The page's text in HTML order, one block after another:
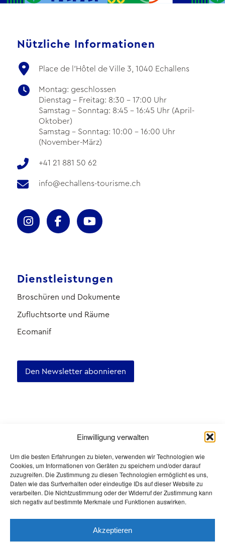
Einwilligung verwalten
Um die besten Erfahrungen zu bieten, verwenden wir Technologien wie
Cookies, um Informationen von Geräten zu speichern und/oder darauf
zuzugreifen. Die Zustimmung zu diesen Technologien ermöglicht es uns,
Daten wie das Surfverhalten oder eindeutige IDs auf dieser Website zu
verarbeiten. Die Nichtzustimmung oder der Widerruf der Zustimmung kann
sich negativ auf bestimmte Merkmale und Funktionen auswirken.
Akzeptieren
Nützliche Informationen
Place de l'Hôtel de Ville 3, 1040 Echallens
Montag: geschlossen
Dienstag - Freitag: 8:30 - 17:00 Uhr
Samstag - Sonntag: 8:45 - 16:45 Uhr (April-
Oktober)
Samstag - Sonntag: 10:00 - 16:00 Uhr
(November-März)
+41 21 881 50 62
info@echallens-tourisme.ch
Dienstleistungen
Broschüren und Dokumente
Zufluchtsorte und Räume
Ecomanif
Den Newsletter abonnieren